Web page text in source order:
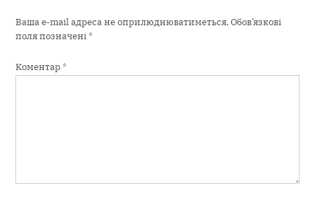
Ваша e-mail адреса не оприлюднюватиметься. Обов’язкові
поля позначені*
Коментар*